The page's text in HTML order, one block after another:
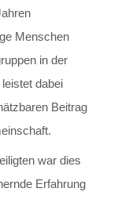
Menschen
in der
dabei
Beitrag
war dies
Erfahrung